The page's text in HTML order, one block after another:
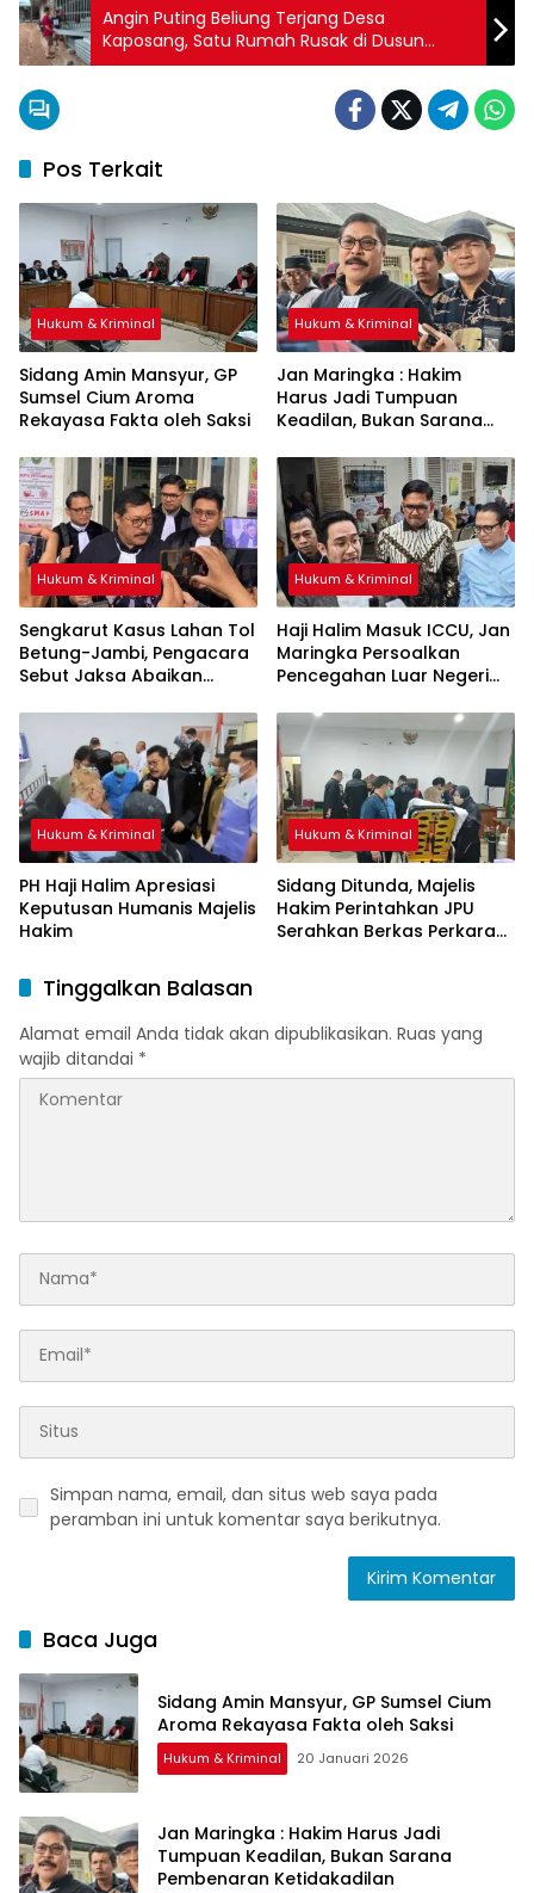
Angin Puting Beliung Terjang Desa
Kaposang, Satu Rumah Rusak di Dusun
Harapan Makmur
Pos Terkait
Hukum & Kriminal
Sidang Amin Mansyur, GP
Sumsel Cium Aroma
Rekayasa Fakta oleh Saksi
Hukum & Kriminal
Jan Maringka : Hakim
Harus Jadi Tumpuan
Keadilan, Bukan Sarana
Hukum & Kriminal
Sengkarut Kasus Lahan Tol
Betung-Jambi, Pengacara
Sebut Jaksa Abaikan
PSN
Hukum & Kriminal
Haji Halim Masuk ICCU, Jan
Maringka Persoalkan
Pencegahan Luar Negeri
Hukum & Kriminal
PH Haji Halim Apresiasi
Keputusan Humanis Majelis
Hakim
Hukum & Kriminal
Sidang Ditunda, Majelis
Hakim Perintahkan JPU
Serahkan Berkas Perkara
Tinggalkan Balasan
Alamat email Anda tidak akan dipublikasikan. Ruas yang
wajib ditandai *
Simpan nama, email, dan situs web saya pada
peramban ini untuk komentar saya berikutnya.
Baca Juga
Sidang Amin Mansyur, GP Sumsel Cium
Aroma Rekayasa Fakta oleh Saksi
Hukum & Kriminal 20 Januari 2026
Jan Maringka : Hakim Harus Jadi
Tumpuan Keadilan, Bukan Sarana
Pembenaran Ketidakadilan